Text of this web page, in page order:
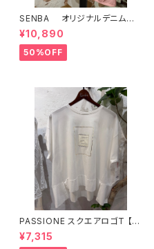
SENBA オリジナルデニム
ピンク
¥10,890
50%OFF
PASSIONE スクエアロゴT 【6
26938】
¥7,315